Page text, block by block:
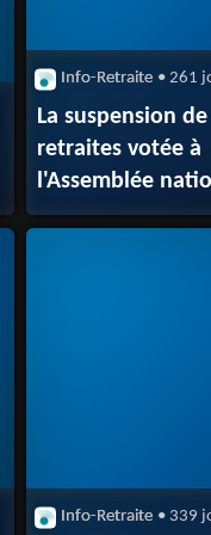
Info-Retraite • 261
La suspension
retraites votée à
l'Assemblée
Info-Retraite • 339